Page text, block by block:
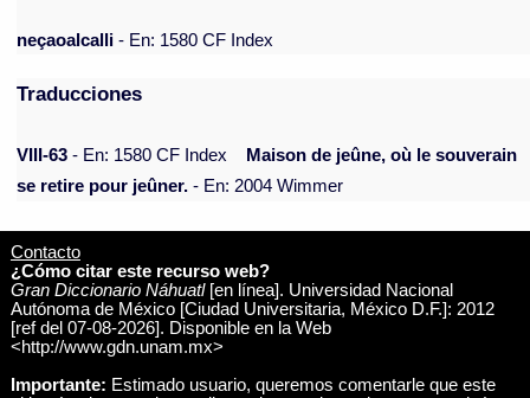
neçaoalcalli - En: 1580 CF Index
Traducciones
VIII-63 - En: 1580 CF Index
Maison de jeûne, où le souverain
se retire pour jeûner. - En: 2004 Wimmer
Contacto
¿Cómo citar este recurso web?
Gran Diccionario Náhuatl[en línea]. Universidad Nacional
Autónoma de México [Ciudad Universitaria, México D.F.]: 2012
[ref del 07-08-2026]. Disponible en la Web
<http://www.gdn.unam.mx>
Importante: Estimado usuario, queremos comentarle que este